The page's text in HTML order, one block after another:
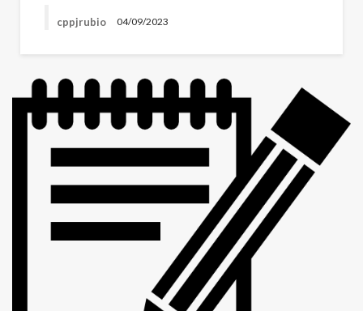
cppjrubio 04/09/2023